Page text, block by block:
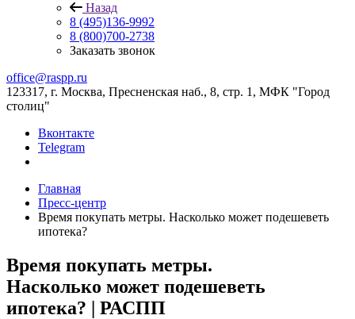
Назад
8 (495)136-9992
8 (800)700-2738
Заказать звонок
office@raspp.ru
123317, г. Москва, Пресненская наб., 8, стр. 1, МФК "Город
столиц"
Вконтакте
Telegram
Главная
Пресс-центр
Время покупать метры. Насколько может подешеветь
ипотека?
Время покупать метры.
Насколько может подешеветь
ипотека? | РАСПП